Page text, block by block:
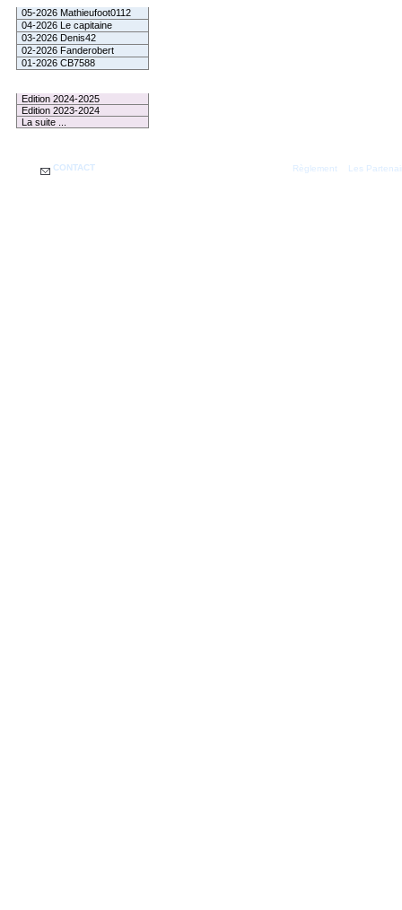
05-2026 Mathieufoot0112
04-2026 Le capitaine
03-2026 Denis42
02-2026 Fanderobert
01-2026 CB7588
Edition 2024-2025
Edition 2023-2024
La suite ...
CONTACT Règlement Les